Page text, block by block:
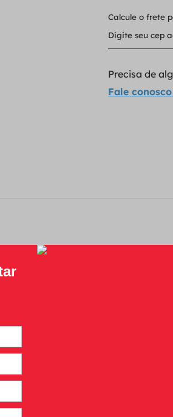
Calcule o frete
Precisa de
Fale
média: 0
escrever uma avaliação.